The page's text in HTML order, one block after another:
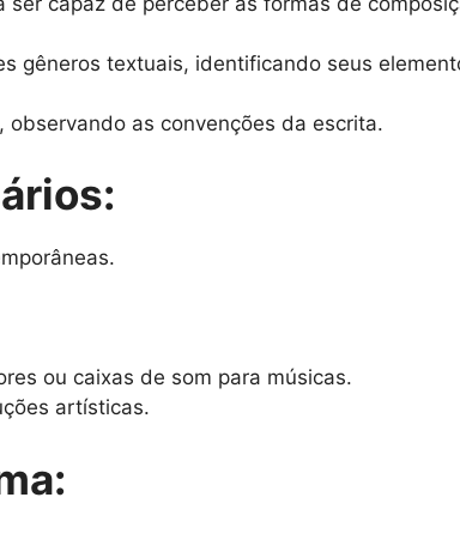
gêneros textuais, identificando seus
observando as convenções da escrita.
ou caixas de som para músicas.
artísticas.